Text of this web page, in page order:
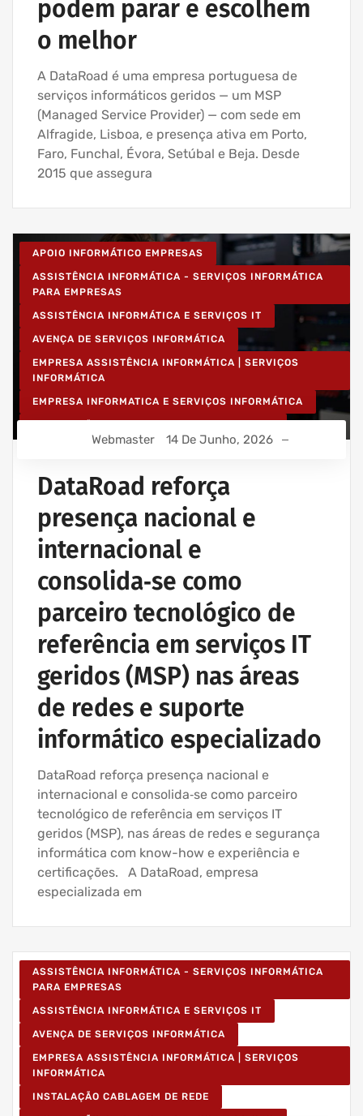
podem parar e escolhem
o melhor
A DataRoad é uma empresa portuguesa de
serviços informáticos geridos — um MSP
(Managed Service Provider) — com sede em
Alfragide, Lisboa, e presença ativa em Porto,
Faro, Funchal, Évora, Setúbal e Beja. Desde
2015 que assegura
APOIO INFORMÁTICO EMPRESAS
ASSISTÊNCIA INFORMÁTICA - SERVIÇOS INFORMÁTICA
PARA EMPRESAS
ASSISTÊNCIA INFORMÁTICA E SERVIÇOS IT
AVENÇA DE SERVIÇOS INFORMÁTICA
EMPRESA ASSISTÊNCIA INFORMÁTICA | SERVIÇOS
INFORMÁTICA
EMPRESA INFORMATICA E SERVIÇOS INFORMÁTICA
MANUTENÇÃO INFORMÁTICA EMPRESAS
PROJETOS CABLAGEM E REDES INFORMÁTICA
Webmaster 14 De Junho, 2026
DataRoad reforça
presença nacional e
internacional e
consolida‑se como
parceiro tecnológico de
referência em serviços IT
geridos (MSP) nas áreas
de redes e suporte
informático especializado
DataRoad reforça presença nacional e
internacional e consolida‑se como parceiro
tecnológico de referência em serviços IT
geridos (MSP), nas áreas de redes e segurança
informática com know-how e experiência e
certificações. A DataRoad, empresa
especializada em
ASSISTÊNCIA INFORMÁTICA - SERVIÇOS INFORMÁTICA
PARA EMPRESAS
ASSISTÊNCIA INFORMÁTICA E SERVIÇOS IT
AVENÇA DE SERVIÇOS INFORMÁTICA
EMPRESA ASSISTÊNCIA INFORMÁTICA | SERVIÇOS
INFORMÁTICA
INSTALAÇÃO CABLAGEM DE REDE